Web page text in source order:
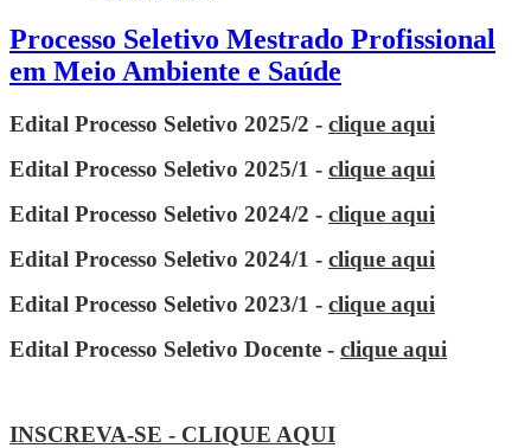
Processo Seletivo Mestrado Profissional
em Meio Ambiente e Saúde
Edital Processo Seletivo 2025/2 - clique aqui
Edital Processo Seletivo 2025/1 - clique aqui
Edital Processo Seletivo 2024/2 - clique aqui
Edital Processo Seletivo 2024/1 - clique aqui
Edital Processo Seletivo 2023/1 - clique aqui
Edital Processo Seletivo Docente - clique aqui
INSCREVA-SE - CLIQUE AQUI